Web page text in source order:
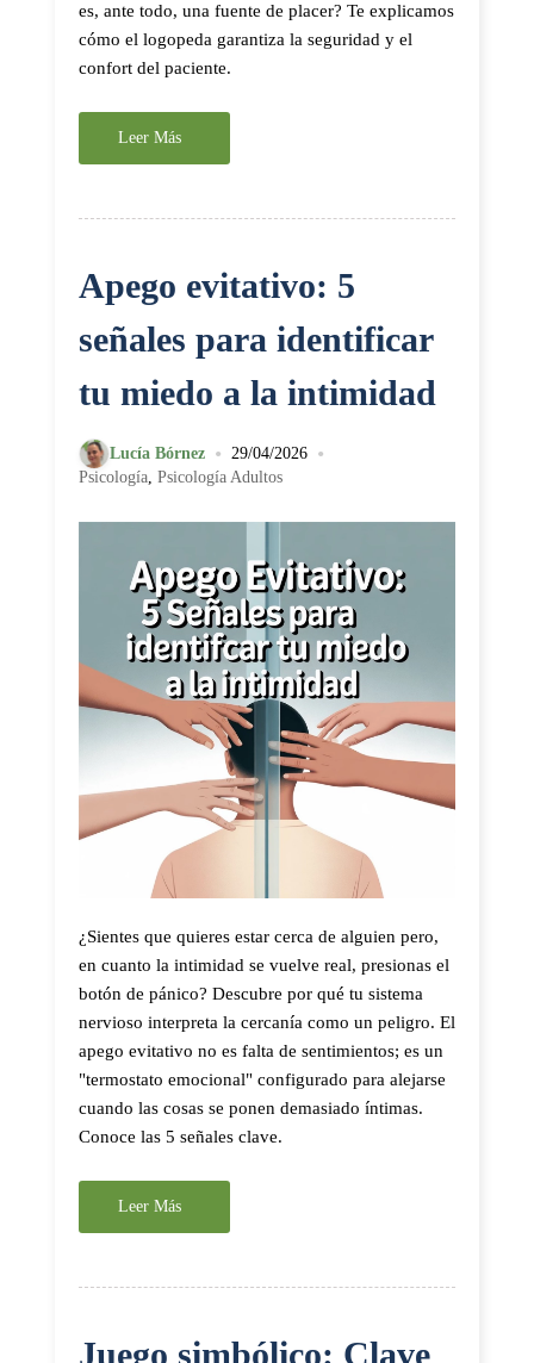
es, ante todo, una fuente de placer? Te explicamos
cómo el logopeda garantiza la seguridad y el
confort del paciente.
Leer Más
Apego evitativo: 5
señales para identificar
tu miedo a la intimidad
Lucía Bórnez • 29/04/2026 •
Psicología, Psicología Adultos
¿Sientes que quieres estar cerca de alguien pero,
en cuanto la intimidad se vuelve real, presionas el
botón de pánico? Descubre por qué tu sistema
nervioso interpreta la cercanía como un peligro. El
apego evitativo no es falta de sentimientos; es un
"termostato emocional" configurado para alejarse
cuando las cosas se ponen demasiado íntimas.
Conoce las 5 señales clave.
Leer Más
Juego simbólico: Clave